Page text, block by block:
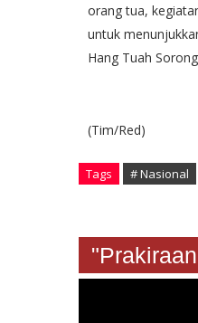
orang tua,
untuk
Hang Tuah
(Tim/Red)
Tags # Nasional